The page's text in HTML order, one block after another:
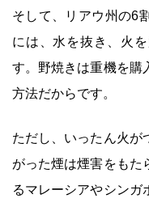
そして、リアウ州の6
には、水を抜き、火
す。野焼きは重機を購
方法だからです。
ただし、いったん火が
がった煙は煙害をもた
るマレーシアやシンガ